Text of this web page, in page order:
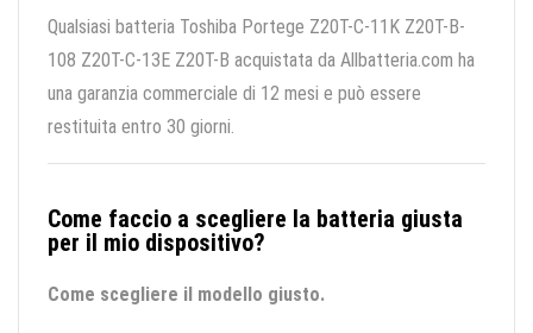
Qualsiasi batteria Toshiba Portege Z20T-C-11K Z20T-B-
108 Z20T-C-13E Z20T-B acquistata da Allbatteria.com ha
una garanzia commerciale di 12 mesi e può essere
restituita entro 30 giorni.
Come faccio a scegliere la batteria giusta
per il mio dispositivo?
Come scegliere il modello giusto.